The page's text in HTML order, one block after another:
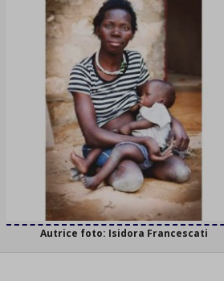
Autrice foto: Isidora Francescati